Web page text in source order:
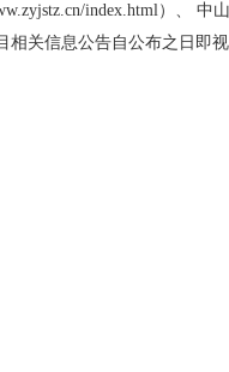
index.html） 、 中
关信息公告自公布之日即视